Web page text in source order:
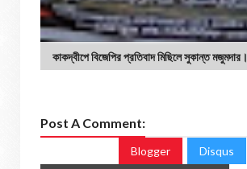
কাকদ্বীপে বিজেপির প্রতিবাদ মিছিলে সুকান্ত মজুমদার।
Post A Comment:
Blogger Disqus